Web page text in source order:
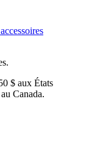
$ aux États
Canada.